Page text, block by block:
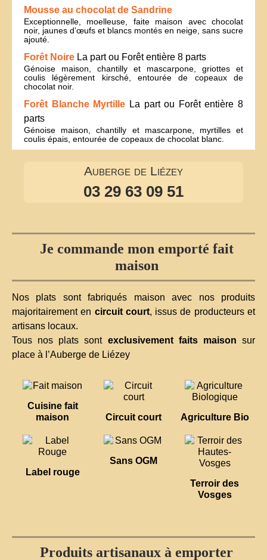
Mousse au chocolat de Sandrine
Exceptionnelle, moelleuse, faite maison avec chocolat
noir, jaunes d’œufs et blancs montés en neige, sans sucre
ajouté.
Forêt Noire La part ou Forêt entière 8 parts
Génoise maison, chantilly et mascarpone, griottes et
coulis légèrement kirsché, entourée de copeaux de
chocolat noir.
Forêt Blanche Myrtille La part ou Forêt entière 8
parts
Génoise maison, chantilly et mascarpone, myrtilles et
coulis épais, entourée de copeaux de chocolat blanc.
Auberge de Liézey
03 29 63 09 51
Je commande mon emporté fait
maison
Nos plats sont fabriqués maison avec nos produits
majoritairement en circuit court, issus de producteurs et
artisans locaux.
Tous nos plats sont exclusivement faits maison sur
place à l’Auberge de Liézey
Cuisine fait
maison
Circuit court Agriculture Bio
Label rouge
Sans OGM
Terroir des
Vosges
Produits artisanaux à emporter